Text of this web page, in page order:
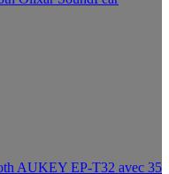
AUKEY EP-T32 avec 35